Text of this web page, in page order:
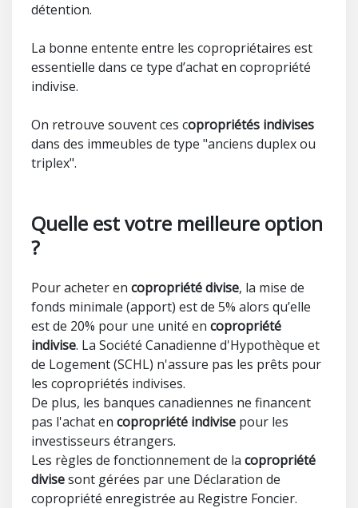
détention.
La bonne entente entre les copropriétaires est
essentielle dans ce type d’achat en copropriété
indivise.
On retrouve souvent ces copropriétés indivises
dans des immeubles de type "anciens duplex ou
triplex".
Quelle est votre meilleure option
?
Pour acheter en copropriété divise, la mise de
fonds minimale (apport) est de 5% alors qu’elle
est de 20% pour une unité en copropriété
indivise. La Société Canadienne d'Hypothèque et
de Logement (SCHL) n'assure pas les prêts pour
les copropriétés indivises.
De plus, les banques canadiennes ne financent
pas l'achat en copropriété indivise pour les
investisseurs étrangers.
Les règles de fonctionnement de la copropriété
divisesont gérées par une Déclaration de
copropriété enregistrée au Registre Foncier.